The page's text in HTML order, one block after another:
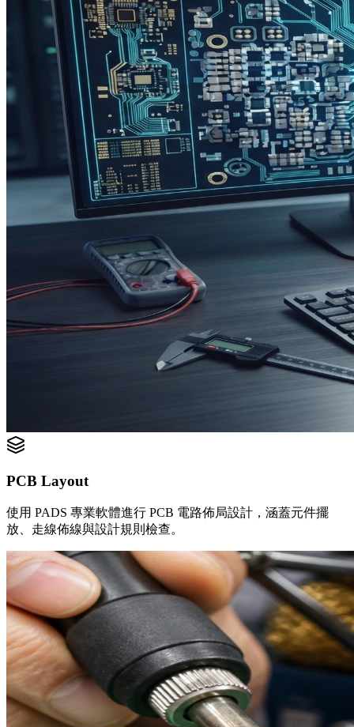
PCB Layout
使用 PADS 專業軟體進行 PCB 電路佈局設計，涵蓋元件擺
放、走線佈線與設計規則檢查。